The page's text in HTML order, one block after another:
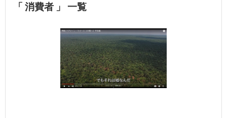
「 消費者 」 一覧